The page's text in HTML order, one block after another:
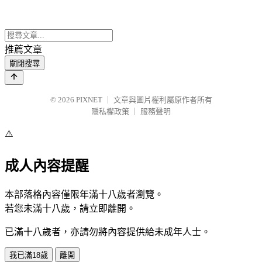
推薦文章
關閉搜尋
© 2026 PIXNET
文章與圖片權利屬原作者所有
隱私權政策
服務聲明
⚠️
成人內容提醒
本部落格內容僅限年滿十八歲者瀏覽。
若您未滿十八歲，請立即離開。
已滿十八歲者，亦請勿將內容提供給未成年人士。
我已滿18歲 離開